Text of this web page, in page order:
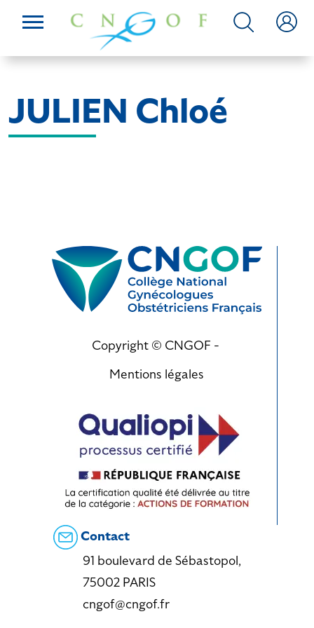
JULIEN Chloé
Copyright © CNGOF -
Mentions légales
Contact
91 boulevard de Sébastopol,
75002 PARIS
cngof@cngof.fr